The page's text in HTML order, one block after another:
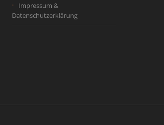
Impressum &
Datenschutzerklärung